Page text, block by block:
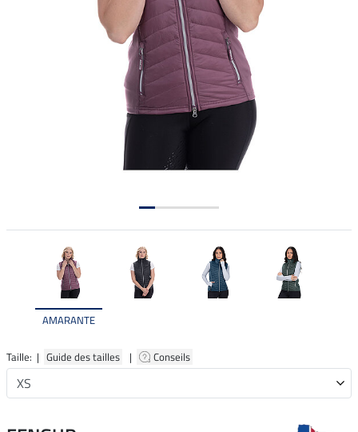
AMARANTE
Taille: | Guide des tailles | Conseils